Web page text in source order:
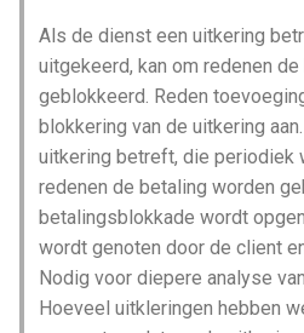
Als de dienst een uitkering
uitgekeerd, kan om redenen
geblokkeerd. Reden
blokkering van de uitkering
uitkering betreft, die periodiek
redenen de betaling worden
betalingsblokkade wordt
wordt genoten door de client
Nodig voor diepere analyse
Hoeveel uitkleringen hebben